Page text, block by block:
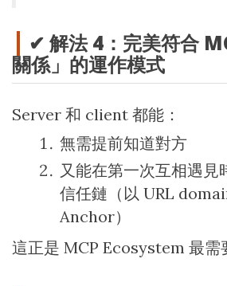
✔ 解法 4：完美符合
關係」的運作模式
Server 和 client 都能：
無需提前知道對方
又能在第一次互相遇見
信任鏈（以 URL
Anchor）
這正是 MCP Ecosystem 最需